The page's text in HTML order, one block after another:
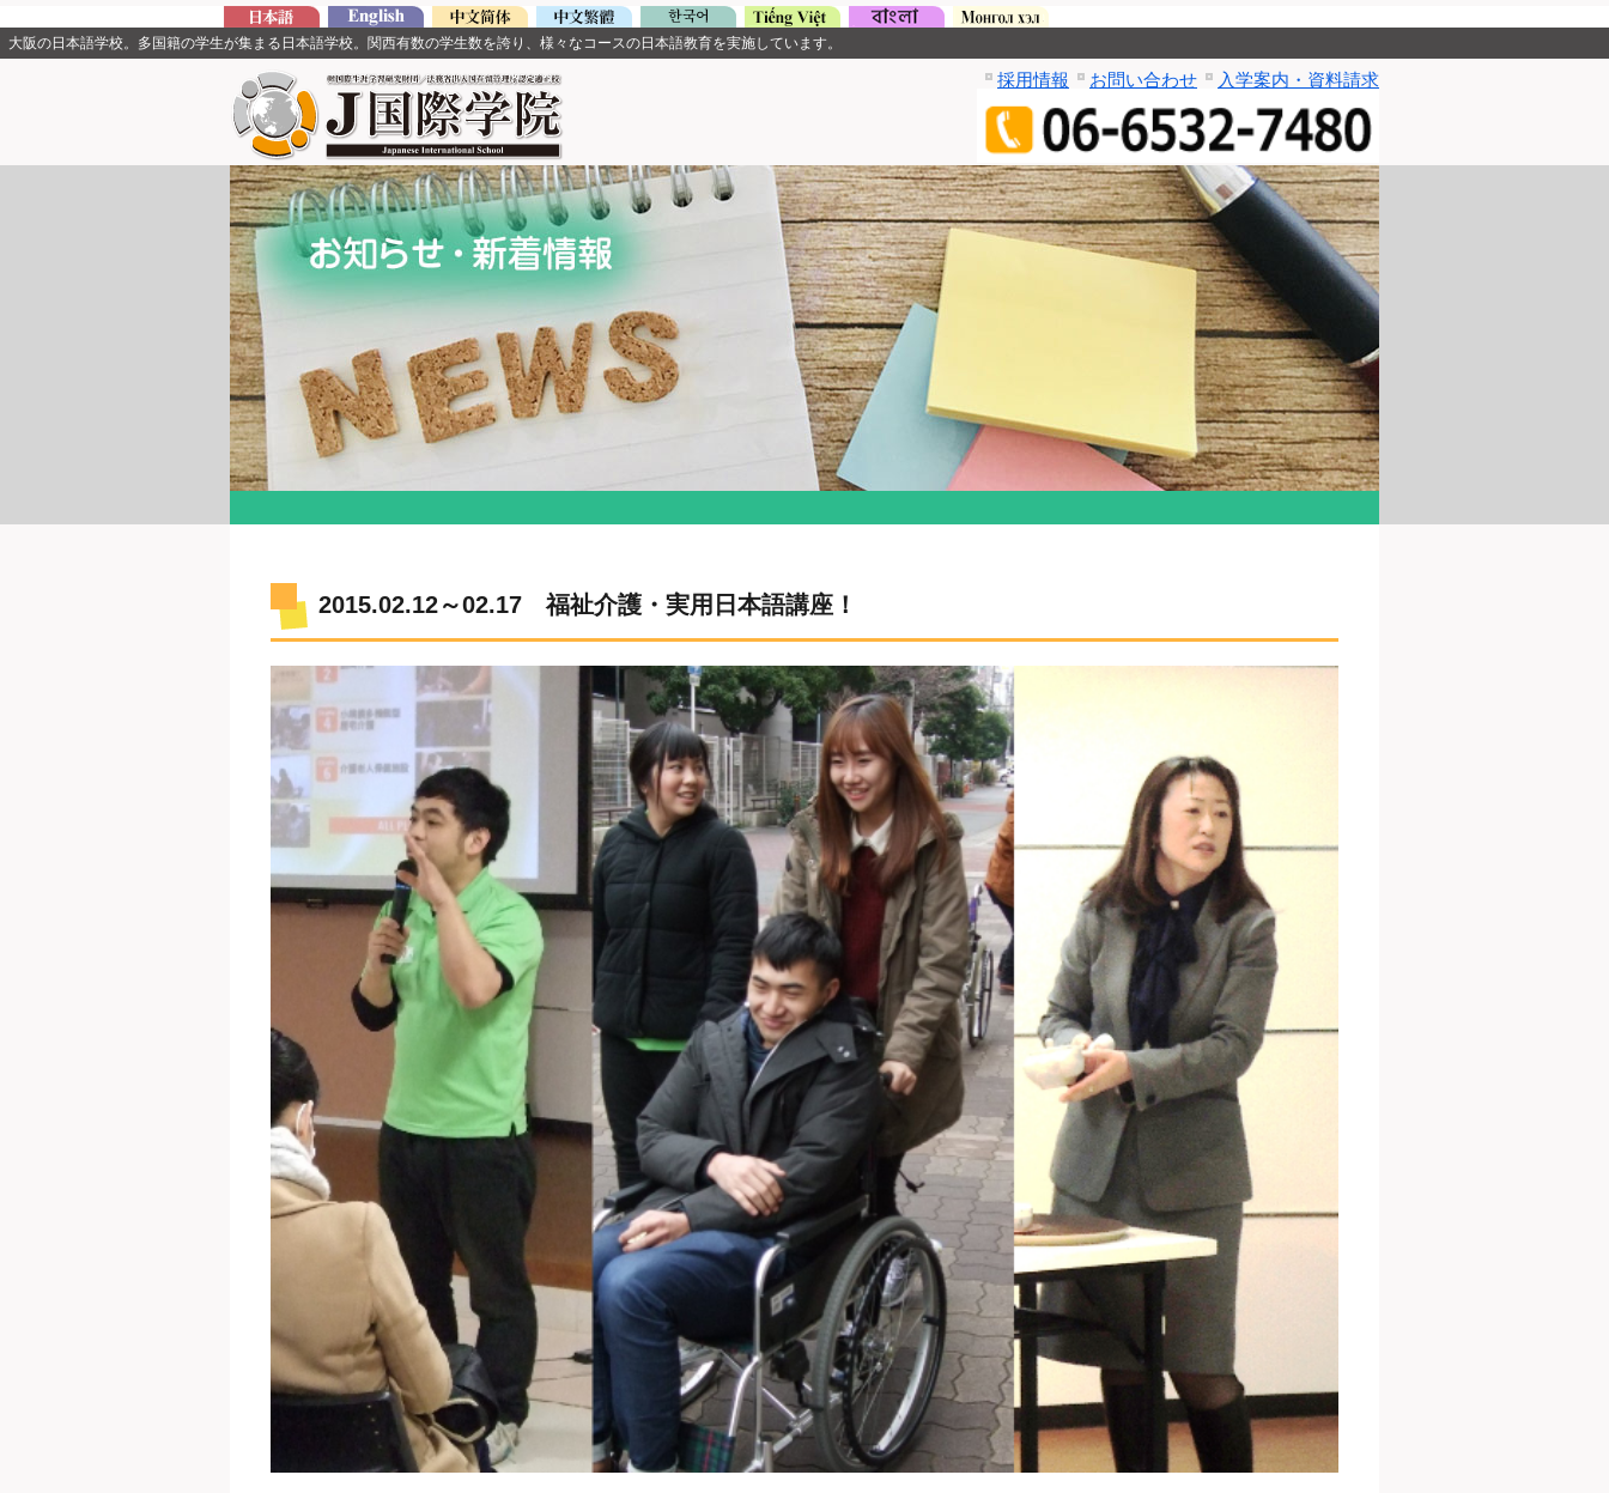
大阪の日本語学校。多国籍の学生が集まる日本語学校。関西有数の学生数を誇り、様々なコースの日本語教育を実施しています。
採用情報 お問い合わせ 入学案内・資料請求
2015.02.12～02.17 福祉介護・実用日本語講座！